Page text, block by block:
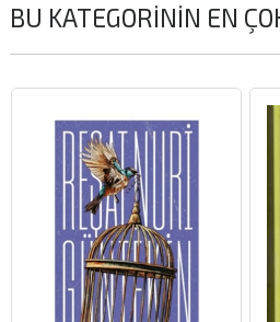
BU KATEGORININ EN